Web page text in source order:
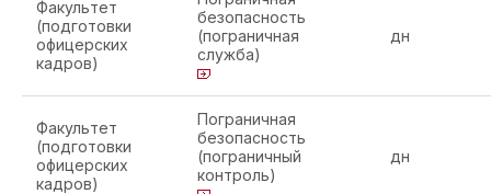
Факультет
(подготовки
офицерских
кадров)
безопасность
(пограничная
служба)
дн
Факультет
(подготовки
офицерских
кадров)
Пограничная
безопасность
(пограничный
контроль)
дн